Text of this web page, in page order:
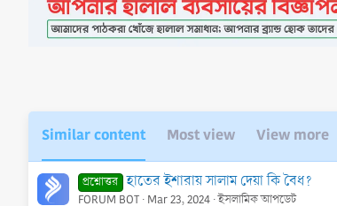
i
o
n
Similar content Most view View more
প্রশ্নোত্তর হাতের ইশারায় সালাম দেয়া কি বৈধ?
FORUM BOT Mar 23, 2024 ইসলামিক আপডেট